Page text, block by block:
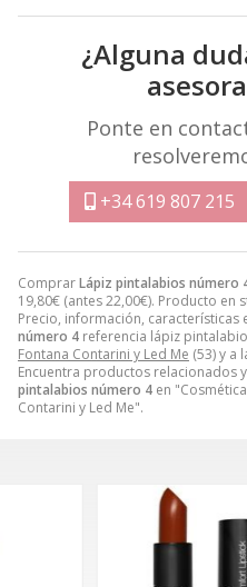
ComprarLápiz pintalabios número
19,80€ (antes22,00€). Producto en
Precio, información, características
número 4 referencia lápiz
Fontana Contarini y Led Me (53) y a
Encuentra productos relacionados
pintalabios número 4 en
Contarini y Led Me".
¿Alguna
Ponte en
+34 619 807 215